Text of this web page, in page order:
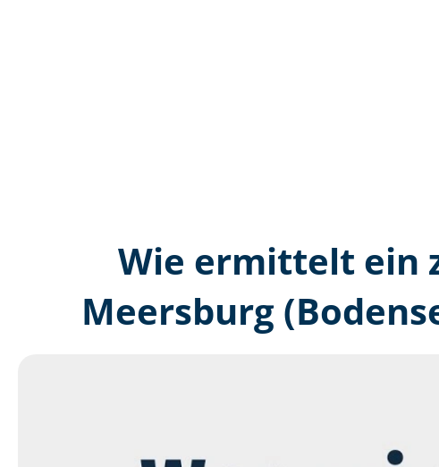
Wie ermittelt ein
Meersburg